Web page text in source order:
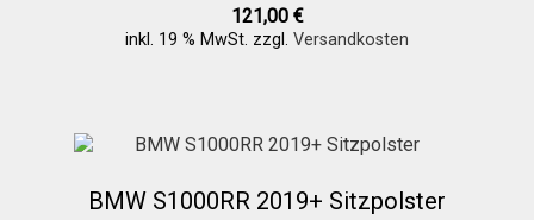
121,00 €
inkl. 19 % MwSt. zzgl. Versandkosten
BMW S1000RR 2019+ Sitzpolster